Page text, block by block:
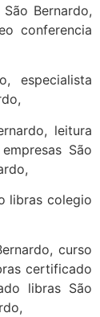
Bernardo,
conferencia
especialista
leitura
São
libras colegio
curso
certificado
libras São